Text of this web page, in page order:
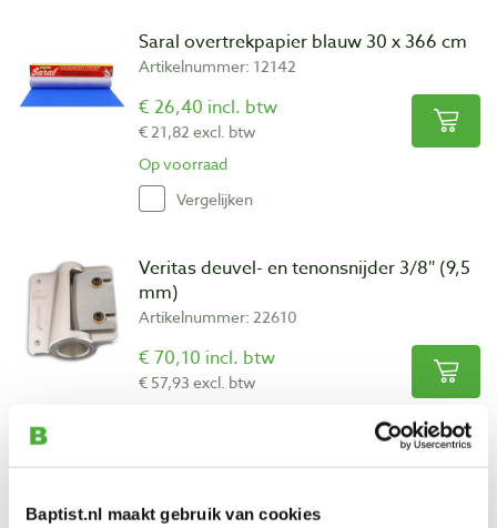
Baptist.nl maakt gebruik van cookies
Saral overtrekpapier blauw 30 x 366 cm
Artikelnummer: 12142
€ 26,40 incl. btw
€ 21,82 excl. btw
Op voorraad
Vergelijken
Veritas deuvel- en tenonsnijder 3/8″ (9,5
mm)
Artikelnummer: 22610
€ 70,10 incl. btw
€ 57,93 excl. btw
Veritas deuvel- en tenonsnijder 7/16″ (11